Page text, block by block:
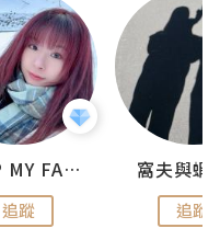
KEEP MY FAITH
追蹤
窩夫與蝦
追蹤